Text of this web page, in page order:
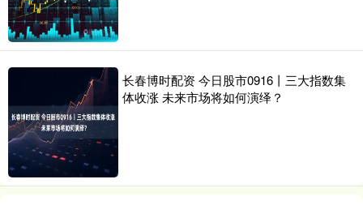
长春博时配资 今日股市0916丨三大指数集
体收涨 未来市场将如何演绎？